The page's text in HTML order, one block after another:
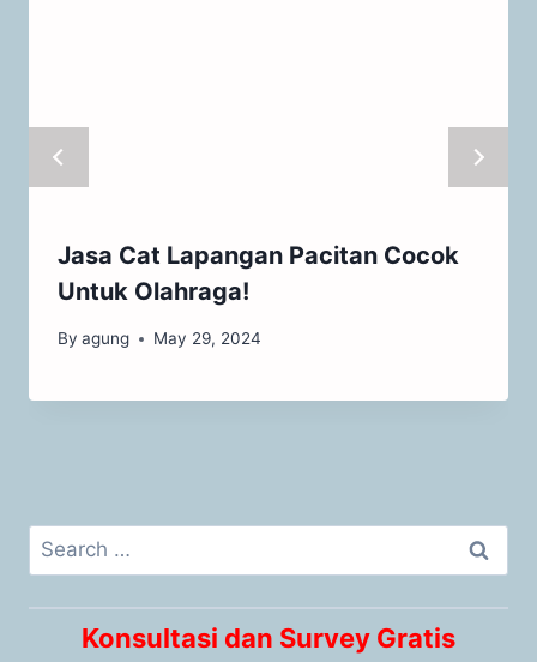
Jasa Cat Lapangan Pacitan Cocok
Untuk Olahraga!
By agung May 29, 2024
Konsultasi dan Survey Gratis